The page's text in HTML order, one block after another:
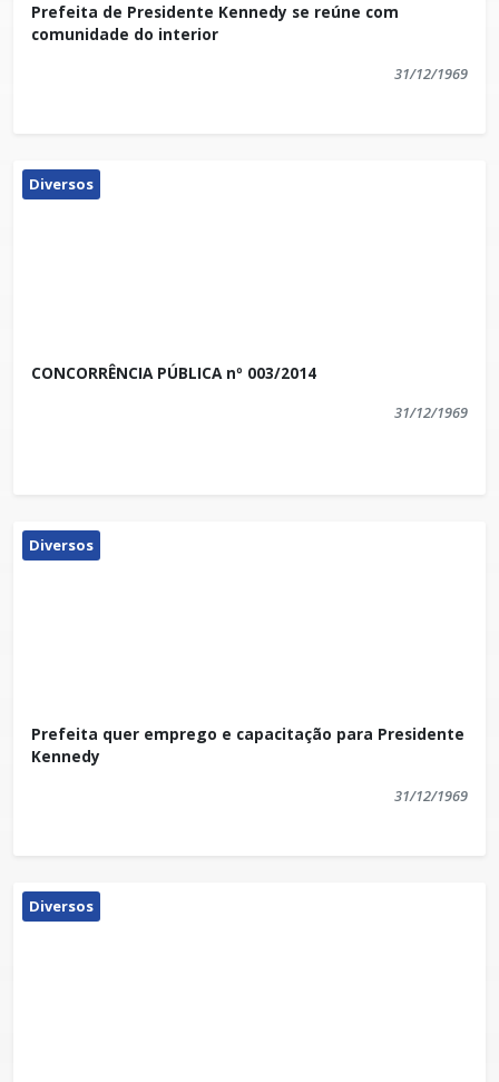
Prefeita de Presidente Kennedy se reúne com
comunidade do interior
31/12/1969
Diversos
CONCORRÊNCIA PÚBLICA nº 003/2014
31/12/1969
Diversos
Prefeita quer emprego e capacitação para Presidente
Kennedy
31/12/1969
Diversos